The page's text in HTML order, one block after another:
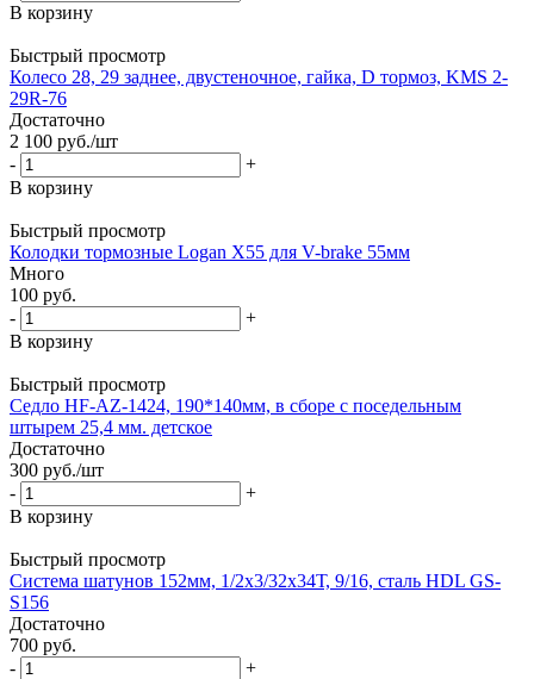
В корзину
Быстрый просмотр
Колесо 28, 29 заднее, двустеночное, гайка, D тормоз, KMS 2-
29R-76
Достаточно
2 100 руб./шт
-
+
В корзину
Быстрый просмотр
Колодки тормозные Logan X55 для V-brake 55мм
Много
100 руб.
-
+
В корзину
Быстрый просмотр
Седло HF-AZ-1424, 190*140мм, в сборе с поседельным
штырем 25,4 мм. детское
Достаточно
300 руб./шт
-
+
В корзину
Быстрый просмотр
Система шатунов 152мм, 1/2x3/32x34Т, 9/16, сталь HDL GS-
S156
Достаточно
700 руб.
-
+